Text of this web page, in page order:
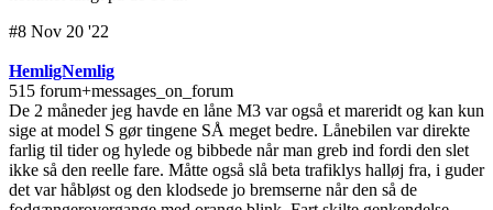
#8 Nov 20 '22
HemligNemlig
515 forum+messages_on_forum
De 2 måneder jeg havde en låne M3 var også et mareridt og kan kun
sige at model S gør tingene SÅ meget bedre. Lånebilen var direkte
farlig til tider og hylede og bibbede når man greb ind fordi den slet
ikke så den reelle fare. Måtte også slå beta trafiklys halløj fra, i guder
det var håbløst og den klodsede jo bremserne når den så de